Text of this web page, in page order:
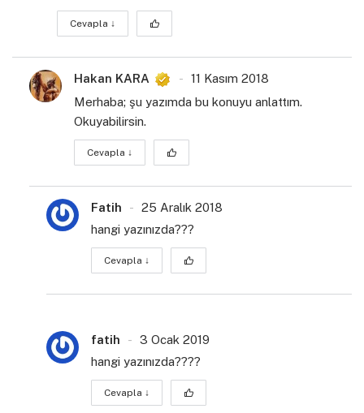
Cevapla ↓
Hakan KARA
11 Kasım 2018
Merhaba; şu yazımda bu konuyu anlattım.
Okuyabilirsin.
Cevapla ↓
Fatih
25 Aralık 2018
hangi yazınızda???
Cevapla ↓
fatih
3 Ocak 2019
hangi yazınızda????
Cevapla ↓